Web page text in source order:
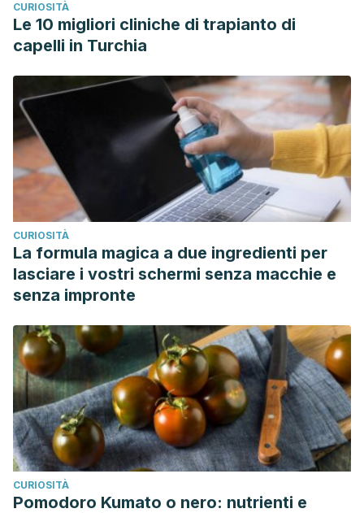
CURIOSITÀ
Le 10 migliori cliniche di trapianto di
capelli in Turchia
CURIOSITÀ
La formula magica a due ingredienti per
lasciare i vostri schermi senza macchie e
senza impronte
CURIOSITÀ
Pomodoro Kumato o nero: nutrienti e